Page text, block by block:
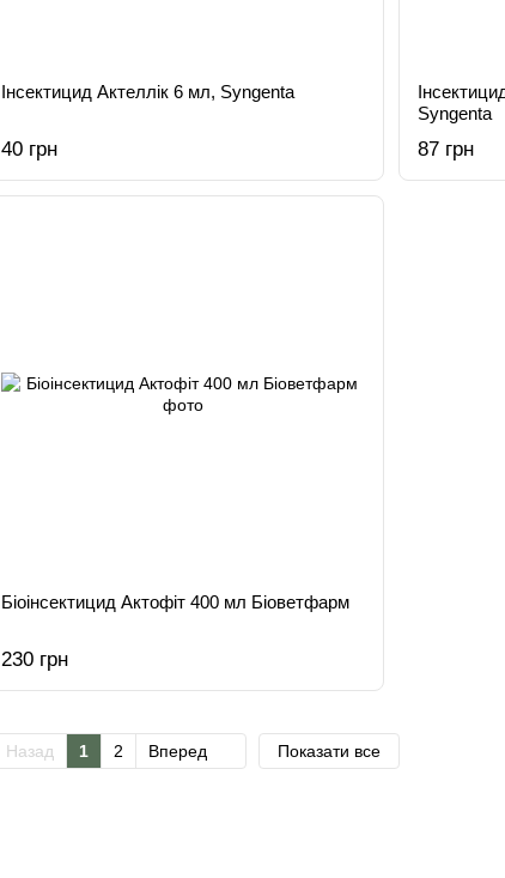
Інсектицид Актеллік 6 мл, Syngenta
40 грн
Syngenta
87 грн
Біоінсектицид Актофіт 400 мл Біоветфарм
230 грн
Назад 1 2 Вперед Показати все